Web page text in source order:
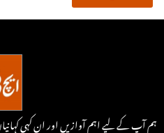
ہم آپ کے لیے اہم آوازیں اور ان کہی